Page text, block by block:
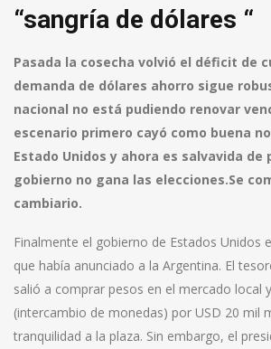
“sangría de dólares “
Pasada la cosecha volvió el déficit de
demanda de dólares ahorro sigue
nacional no está pudiendo renovar
escenario primero cayó como buena
Estado Unidos y ahora es salvavida de
gobierno no gana las elecciones.Se
cambiario.
Finalmente el gobierno de Estados Unidos
que había anunciado a la Argentina. El
salió a comprar pesos en el mercado local
(intercambio de monedas) por USD 20 mil
tranquilidad a la plaza. Sin embargo, el